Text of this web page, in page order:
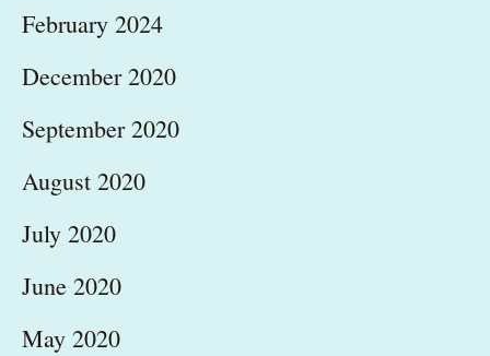
February 2024
December 2020
September 2020
August 2020
July 2020
June 2020
May 2020